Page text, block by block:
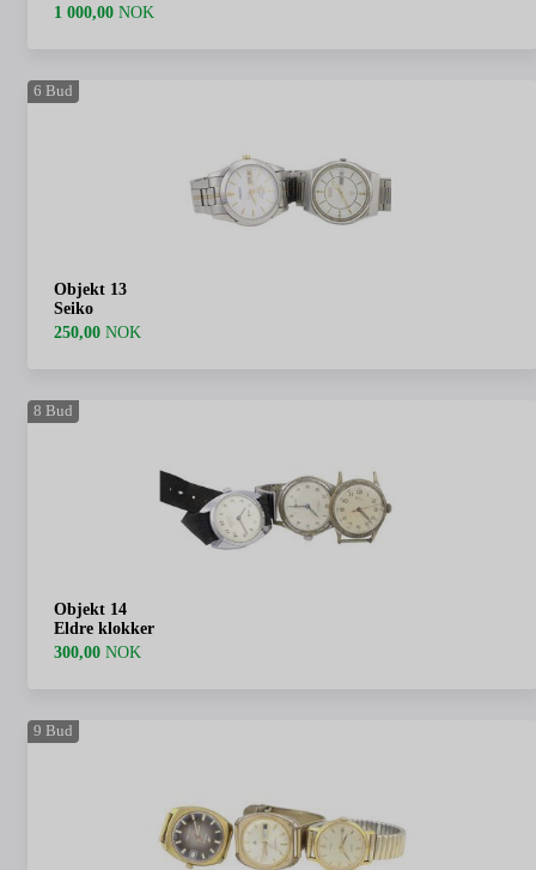
1 000,00 NOK
6 Bud
Objekt 13
Seiko
250,00 NOK
8 Bud
Objekt 14
Eldre klokker
300,00 NOK
9 Bud